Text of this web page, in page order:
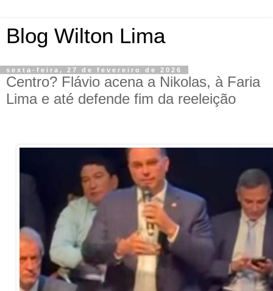
Blog Wilton Lima
sexta-feira, 27 de fevereiro de 2026
Centro? Flávio acena a Nikolas, à Faria
Lima e até defende fim da reeleição